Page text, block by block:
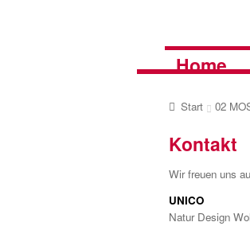
Home
Start 02
Kontakt
Wir freuen uns
UNICO
Natur Design